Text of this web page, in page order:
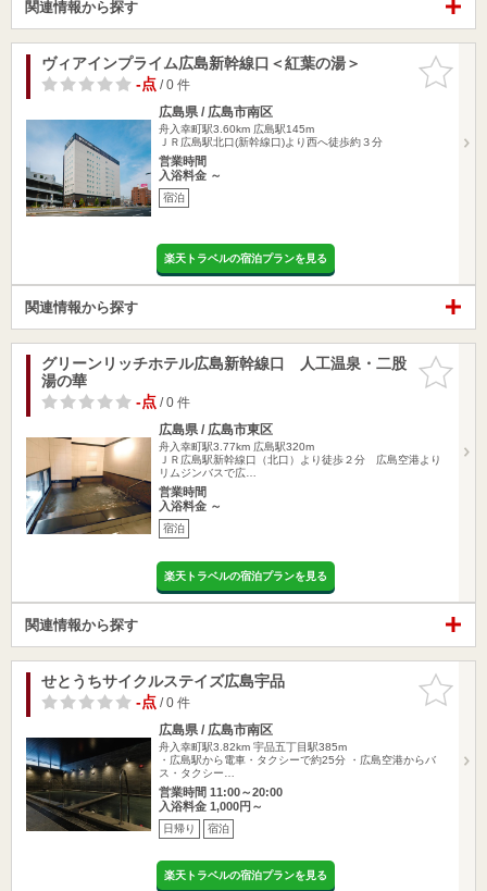
関連情報から探す
お気に入
りに追加
ヴィアインプライム広島新幹線口＜紅葉の湯＞
-点/ 0 件
広島県 / 広島市南区
舟入幸町駅3.60km 広島駅145m
ＪＲ広島駅北口(新幹線口)より西へ徒歩約３分
営業時間
入浴料金 ～
宿泊
楽天トラベルの宿泊プランを見る
関連情報から探す
お気に入
りに追加
グリーンリッチホテル広島新幹線口 人工温泉・二股
湯の華
-点/ 0 件
広島県 / 広島市東区
舟入幸町駅3.77km 広島駅320m
ＪＲ広島駅新幹線口（北口）より徒歩２分 広島空港より
リムジンバスで広…
営業時間
入浴料金 ～
宿泊
楽天トラベルの宿泊プランを見る
関連情報から探す
お気に入
りに追加
せとうちサイクルステイズ広島宇品
-点/ 0 件
広島県 / 広島市南区
舟入幸町駅3.82km 宇品五丁目駅385m
・広島駅から電車・タクシーで約25分 ・広島空港からバ
ス・タクシー…
営業時間 11:00～20:00
入浴料金 1,000円～
日帰り 宿泊
楽天トラベルの宿泊プランを見る